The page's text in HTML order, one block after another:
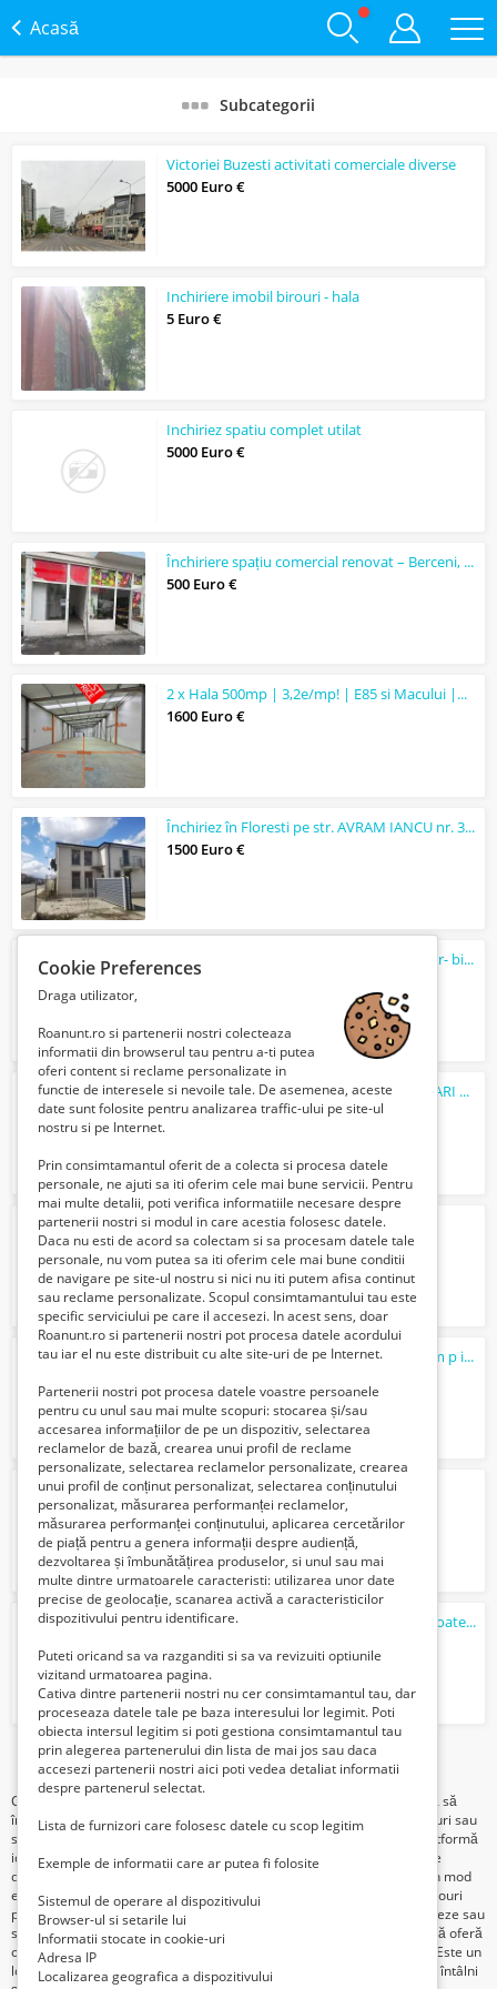
Acasă
Subcategorii
Victoriei Buzesti activitati comerciale diverse
5000 Euro €
Inchiriere imobil birouri - hala
5 Euro €
Inchiriez spatiu complet utilat
5000 Euro €
Închiriere spațiu comercial renovat – Berceni, lângă benzinăria Mol
500 Euro €
2 x Hala 500mp | 3,2e/mp! | E85 si Macului |Utilitati | Afumati IF
1600 Euro €
Închiriez în Floresti pe str. AVRAM IANCU nr. 329-6 garsoniere/birouri
1500 Euro €
Inchiriez 3 etaje dintr-o cladire, str. Motilor- birouri, clinica
14000 Euro €
SPATIU COMERCIAL DE INCHIRIAT, MILITARI REZERVELOR
1100 Euro €
inchiriez spatiu comercial
2500 Lei
spatiu comercial productie si teren 5000 m p in oras Bolintin Vale
Container de inchiriat 610 lei bucata
610 Lei
HALA noua | 480mp + 700mp parcare | Toate utilitatile | Giurgiu Nord
1
Categoria "Birouri - Spații comerciale" este destinată celor care caută să
închirieze, să vândă sau să cumpere spații comerciale, în special birouri sau
spații destinate activităților comerciale. Această categorie oferă o platformă
ideală pentru întreprinderi, antreprenori și proprietari de imobile care
doresc să închirieze sau să vândă birouri sau spații comerciale într-un mod
eficient și gratuit. Indiferent dacă sunteți o companie în căutare de birouri
pentru a-și extinde afacerea sau un proprietar care dorește să închirieze sau
să vândă un spațiu comercial, categoria "Birouri - Spații comerciale" vă oferă
o platformă convenabilă și eficientă pentru a vă îndeplini obiectivele. Este un
loc unde ofertanții și solicitanții de birouri sau spații comerciale se pot întâlni
Cookie Preferences
Draga utilizator,
Roanunt.ro si partenerii nostri colecteaza
informatii din browserul tau pentru a-ti putea
oferi content si reclame personalizate in
functie de interesele si nevoile tale. De asemenea, aceste
date sunt folosite pentru analizarea traffic-ului pe site-ul
nostru si pe Internet.
Prin consimtamantul oferit de a colecta si procesa datele
personale, ne ajuti sa iti oferim cele mai bune servicii. Pentru
mai multe detalii, poti verifica informatiile necesare despre
partenerii nostri si modul in care acestia folosesc datele.
Daca nu esti de acord sa colectam si sa procesam datele tale
personale, nu vom putea sa iti oferim cele mai bune conditii
de navigare pe site-ul nostru si nici nu iti putem afisa continut
sau reclame personalizate. Scopul consimtamantului tau este
specific serviciului pe care il accesezi. In acest sens, doar
Roanunt.ro si partenerii nostri pot procesa datele acordului
tau iar el nu este distribuit cu alte site-uri de pe Internet.
Partenerii nostri pot procesa datele voastre persoanele
pentru cu unul sau mai multe scopuri: stocarea și/sau
accesarea informațiilor de pe un dispozitiv, selectarea
reclamelor de bază, crearea unui profil de reclame
personalizate, selectarea reclamelor personalizate, crearea
unui profil de conținut personalizat, selectarea conținutului
personalizat, măsurarea performanței reclamelor,
măsurarea performanței conținutului, aplicarea cercetărilor
de piață pentru a genera informații despre audiență,
dezvoltarea și îmbunătățirea produselor, si unul sau mai
multe dintre urmatoarele caracteristi: utilizarea unor date
precise de geolocație, scanarea activă a caracteristicilor
dispozitivului pentru identificare.
Puteti oricand sa va razganditi si sa va revizuiti optiunile
vizitand urmatoarea pagina.
Cativa dintre partenerii nostri nu cer consimtamantul tau, dar
proceseaza datele tale pe baza interesului lor legimit. Poti
obiecta intersul legitim si poti gestiona consimtamantul tau
prin alegerea partenerului din lista de mai jos sau daca
accesezi partenerii nostri aici poti vedea detaliat informatii
despre partenerul selectat.
Lista de furnizori care folosesc datele cu scop legitim
Exemple de informatii care ar putea fi folosite
Sistemul de operare al dispozitivului
Browser-ul si setarile lui
Informatii stocate in cookie-uri
Adresa IP
Localizarea geografica a dispozitivului